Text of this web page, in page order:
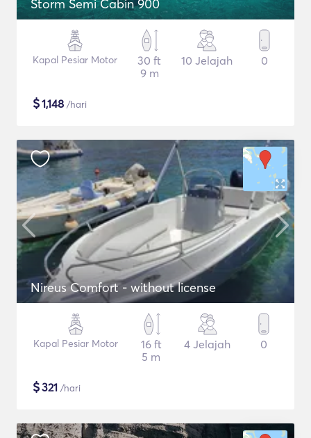
Storm Semi Cabin 900
Kapal Pesiar Motor
30 ft
9 m
10 Jelajah 0
$1,148 /hari
Nireus Comfort - without license
Kapal Pesiar Motor
16 ft
5 m
4 Jelajah 0
$321 /hari